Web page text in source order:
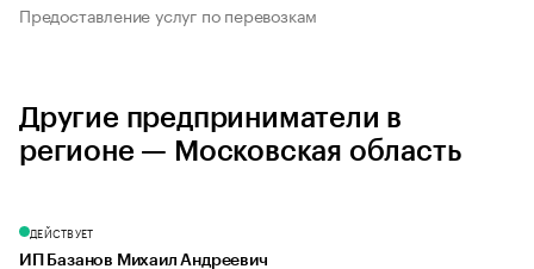
Предоставление услуг по перевозкам
Другие предприниматели в
регионе — Московская область
ДЕЙСТВУЕТ
ИП Базанов Михаил Андреевич